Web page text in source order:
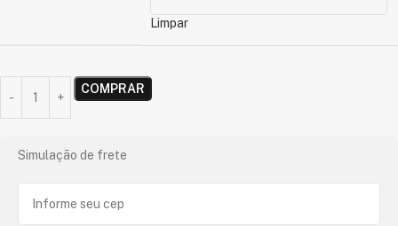
Limpar
COMPRAR
Simulação de frete